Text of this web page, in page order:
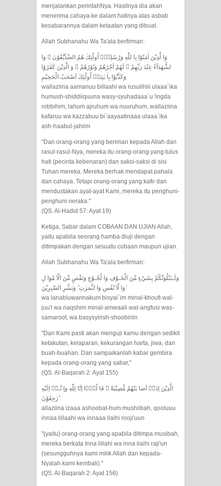
menyaksikan.
KISAH WALI SUFI, YANG BACAAN
SURAT AL-FATIHAHNYA TIDAK
FASIH. TAPI SINGA PUN TUNDUK
PADANYA
SHAYKH TAREKAT ATAU TUKANG
TERPESONA, JANGAN JUGA
MUDAH MENGHUKUM
DI TANGAN MURSYID, CINTA
RAWATAN TAREKAT: APABILA
ALLAH MENYEMBUHKAN HATI, JIWA
TURUT MENJADI KUAT
TASAWUF: BUKAN AJARAN PELIK,
TETAPI JALAN MEMBERSIHKAN
HATI
"Kotoran Yang Paling Bahaya Bukan
Pada Pakaian, Tetapi Pada Qalbi"
Berbeda
WAHDATUL WUJUD, WAHDATU
menjalankan perintahNya. Hasilnya dia akan
menerima cahaya ke dalam hatinya atas asbab
kesabarannya dalam ketaatan yang dibuat.
Allah Subhanahu Wa Ta'ala berfirman:
وَا لَّذِيْنَ اٰمَنُوْا بِا للّٰهِ وَرُسُلِهٖۤ اُولٰٓئِكَ هُمُ الصِّدِّيْقُوْنَ ۖ وَا
لشُّهَدَآءُ عِنْدَ رَبِّهِمْ ۗ لَهُمْ اَجْرُهُمْ وَنُوْرُهُمْ ۗ وَ الَّذِيْنَ كَفَرُوْا
وَكَذَّبُوْا بِاٰ يٰتِنَاۤ اُولٰٓئِكَ اَصْحٰبُ الْجَحِيْمِ
wallaziina aamanuu billaahi wa rusulihiii ulaaa`ika
humush-shiddiiquuna wasy-syuhadaaa`u 'ingda
robbihim, lahum ajruhum wa nuuruhum, wallaziina
kafaruu wa kazzabuu bi`aayaatinaaa ulaaa`ika
ash-haabul-jahiim
"Dan orang-orang yang beriman kepada Allah dan
rasul-rasul-Nya, mereka itu orang-orang yang tulus
hati (pecinta kebenaran) dan saksi-saksi di sisi
Tuhan mereka. Mereka berhak mendapat pahala
dan cahaya. Tetapi orang-orang yang kafir dan
mendustakan ayat-ayat Kami, mereka itu penghuni-
penghuni neraka."
(QS. Al-Hadid 57: Ayat 19)
Ketiga, Sabar dalam COBAAN DAN UJIAN Allah,
yaitu apabila seorang hamba diuji dengan
ditimpakan dengan sesuatu cobaan maupun ujian.
Allah Subhanahu Wa Ta'ala berfirman:
وَلَـنَبْلُوَنَّكُمْ بِشَيْءٍ مِّنَ الْخَـوْفِ وَا لْجُـوْعِ وَنَقْصٍ مِّنَ الْاَ مْوَا لِ
وَا لْاَ نْفُسِ وَا لثَّمَرٰتِ ۗ وَبَشِّرِ الصّٰبِرِيْنَ ۙ
wa lanabluwannakum bisyai`im minal-khoufi wal-
juu'i wa naqshim minal-amwaali wal-angfusi was-
samaroot, wa basysyirish-shoobiriin
"Dan Kami pasti akan menguji kamu dengan sedikit
ketakutan, kelaparan, kekurangan harta, jiwa, dan
buah-buahan. Dan sampaikanlah kabar gembira
kepada orang-orang yang sabar,"
(QS. Al-Baqarah 2: Ayat 155)
الَّذِيْنَ اِذَاۤ اَصَا بَتْهُمْ مُّصِيْبَةٌ ۙ قَا لُوْۤا اِنَّا لِلّٰهِ وَاِ نَّـاۤ اِلَيْهِ
رٰجِعُوْنَ ۗ
allaziina izaaa ashoobat-hum mushiibah, qooluuu
innaa lillaahi wa innaaa ilaihi rooji'uun
"(yaitu) orang-orang yang apabila ditimpa musibah,
mereka berkata Inna lillahi wa inna ilaihi raji'un
(sesungguhnya kami milik Allah dan kepada-
Nyalah kami kembali)."
(QS. Al-Baqarah 2: Ayat 156)